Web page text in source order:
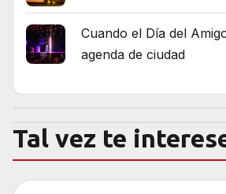
Cuando el Día del
agenda de ciudad
Tal vez te